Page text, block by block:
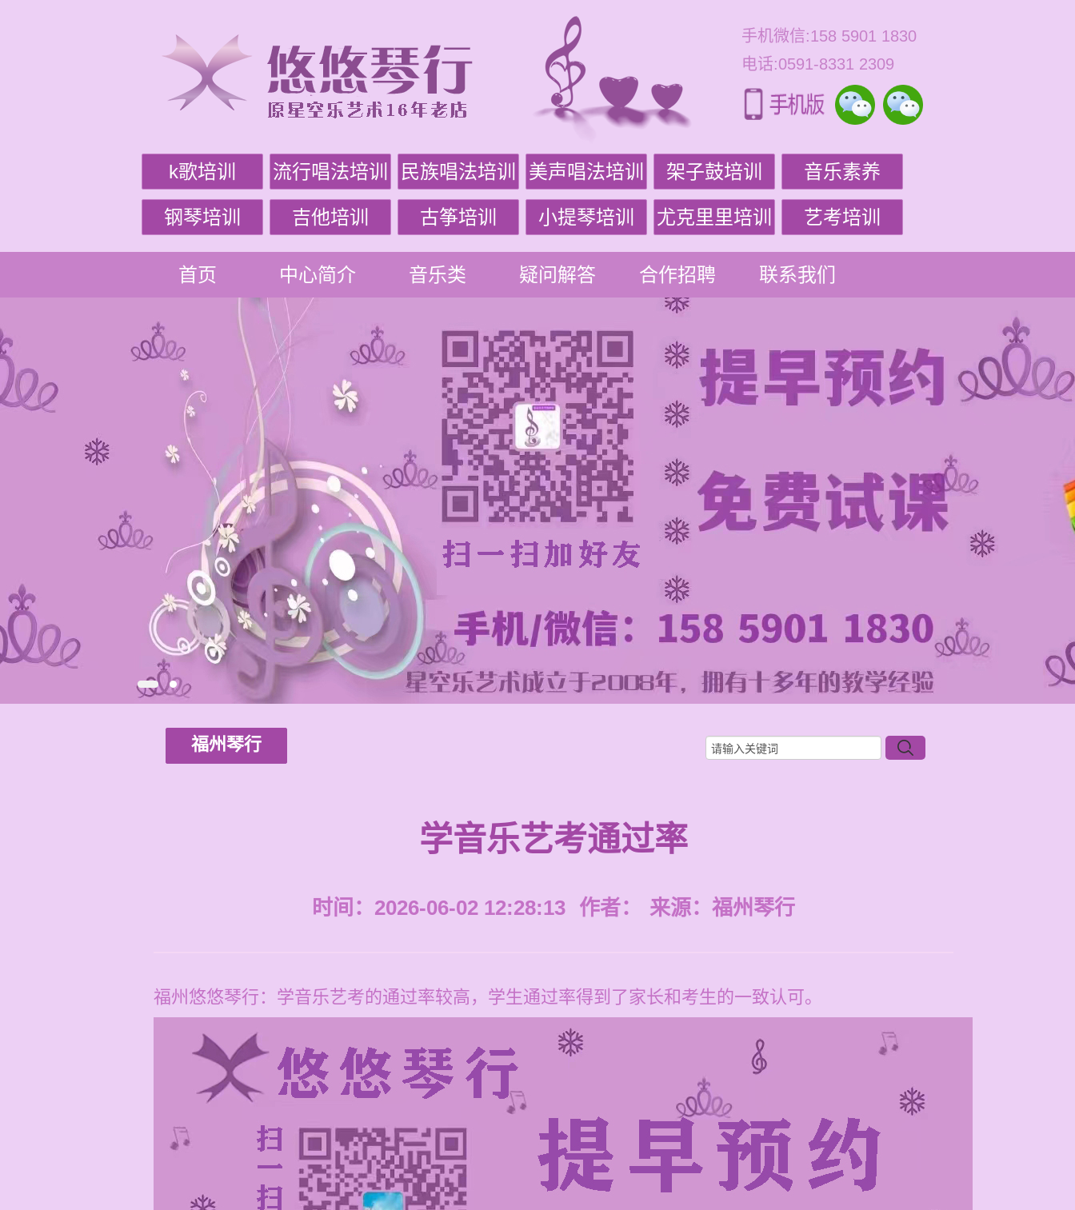
手机微信:158 5901 1830
电话:0591-8331 2309
k歌培训 流行唱法培训 民族唱法培训 美声唱法培训 架子鼓培训 音乐素养
钢琴培训 吉他培训 古筝培训 小提琴培训 尤克里里培训 艺考培训
首页 中心简介 音乐类 疑问解答 合作招聘 联系我们
福州琴行
学音乐艺考通过率
时间：2026-06-02 12:28:13 作者： 来源： 福州琴行
福州悠悠琴行：学音乐艺考的通过率较高，学生通过率得到了家长和考生的一致认可。